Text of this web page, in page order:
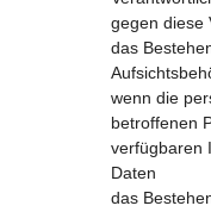
gegen diese
das
wenn die
betroffenen
verfügbaren
Daten
das